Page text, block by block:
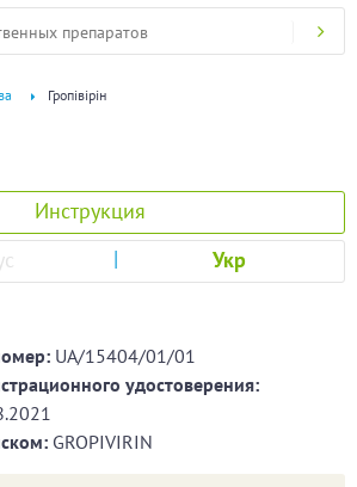
Гропівірін
Инструкция
Укр
UA/15404/01/01
удостоверения:
GROPIVIRIN